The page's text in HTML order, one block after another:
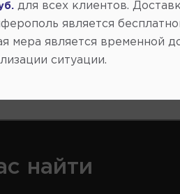
найти
для всех клиентов.
является
мера является временной
ситуации.